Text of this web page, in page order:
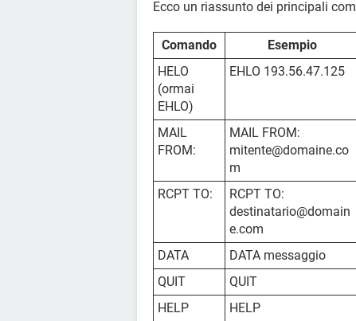
Ecco un riassunto dei principali
Comando Esempio
HELO
(ormai
EHLO)
EHLO 193.56.47.125
MAIL
FROM:
MAIL FROM:
mitente@domaine.co
m
RCPT TO:
RCPT TO:
destinatario@domain
e.com
DATA DATA messaggio
QUIT
QUIT
HELP
HELP